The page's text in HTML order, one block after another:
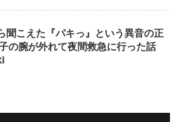
聞こえた『パキっ』という異音の正
の腕が外れて夜間救急に行った話